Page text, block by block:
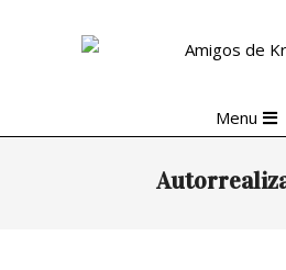
Navigation
Menu